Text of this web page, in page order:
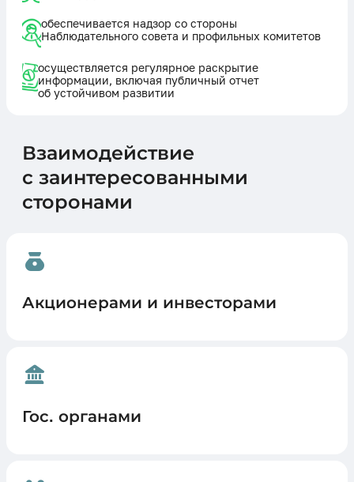
обеспечивается надзор со стороны
Наблюдательного совета и профильных комитетов
осуществляется регулярное раскрытие
информации, включая публичный отчет
об устойчивом развитии
Взаимодействие
с заинтересованными
сторонами
Акционерами и инвесторами
Гос. органами